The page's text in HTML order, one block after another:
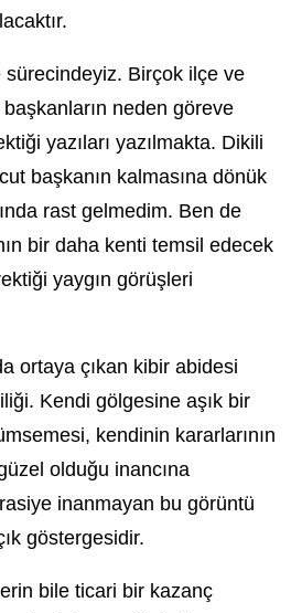
Birçok ilçe ve
neden göreve
yazıları yazılmakta. Dikili
başkanın kalmasına dönük
rast gelmedim. Ben de
bir daha kenti temsil edecek
yaygın görüşleri
ortaya çıkan kibir abidesi
Kendi gölgesine aşık bir
kendinin kararlarının
olduğu inancına
inanmayan bu görüntü
göstergesidir.
bile ticari bir kazanç